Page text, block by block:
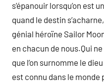
s’épanouir lorsqu’on est
quand le destin
génial héroïne Sailor
en chacun de nous.Qui
que l’on surnomme le
est connu dans le